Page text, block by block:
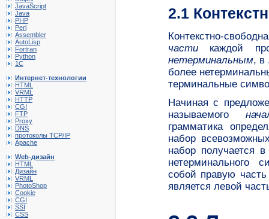
JavaScript
Java
PHP
Perl
Assembler
AutoLisp
Fortran
Python
1C
Интернет-технологии
HTML
VRML
HTTP
CGI
FTP
Proxy
DNS
протоколы TCP/IP
Apache
Web-дизайн
HTML
Дизайн
VRML
PhotoShop
Cookie
CGI
SSI
CSS
2.1
Контекстно-
частикаждой
нетерминальным, в
более
терминальные
Начиная с
называемого
грамматика
набор
набор получается
нетерминального
собой правую
является левой